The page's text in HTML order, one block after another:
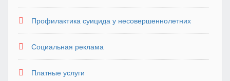
Профилактика суицида у несовершеннолетних
Социальная реклама
Платные услуги